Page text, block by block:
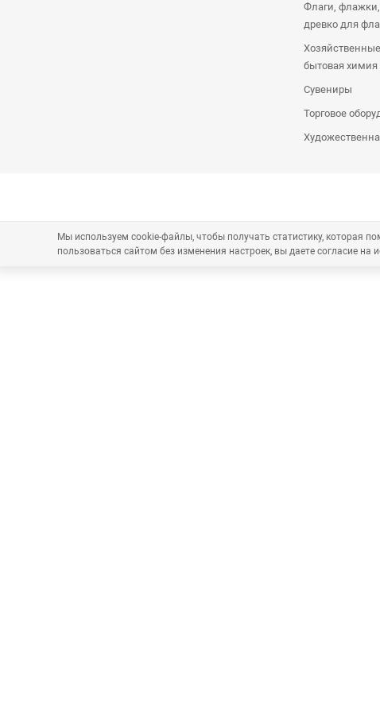
Флаги,
древко для
бытовая химия
Сувениры
Торговое
Мы используем cookie-файлы, чтобы получать статистику, которая
пользоваться сайтом без изменения настроек, вы даете согласие